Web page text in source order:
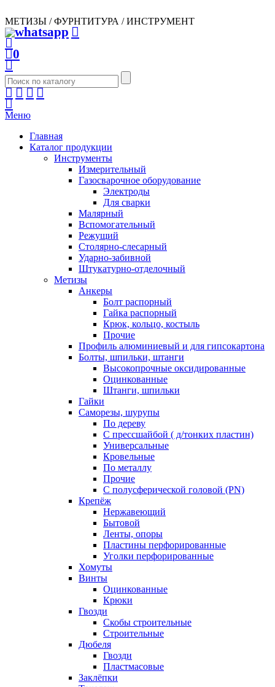
МЕТИЗЫ / ФУРНТИТУРА / ИНСТРУМЕНТ
0
Меню
Главная
Каталог продукции
Инструменты
Измерительный
Газосварочное оборудование
Электроды
Для сварки
Малярный
Вспомогательный
Режущий
Столярно-слесарный
Ударно-забивной
Штукатурно-отделочный
Метизы
Анкеры
Болт распорный
Гайка распорный
Крюк, кольцо, костыль
Прочие
Профиль алюминиевый и для гипсокартона
Болты, шпильки, штанги
Высокопрочные оксидированные
Оцинкованные
Штанги, шпильки
Гайки
Саморезы, шурупы
По дереву
С прессшайбой ( д/тонких пластин)
Универсальные
Кровельные
По металлу
Прочие
С полусферической головой (PN)
Крепёж
Нержавеющий
Бытовой
Ленты, опоры
Пластины перфорированные
Уголки перфорированные
Хомуты
Винты
Оцинкованные
Крюки
Гвозди
Скобы строительные
Строительные
Дюбеля
Гвозди
Пластмасовые
Заклёпки